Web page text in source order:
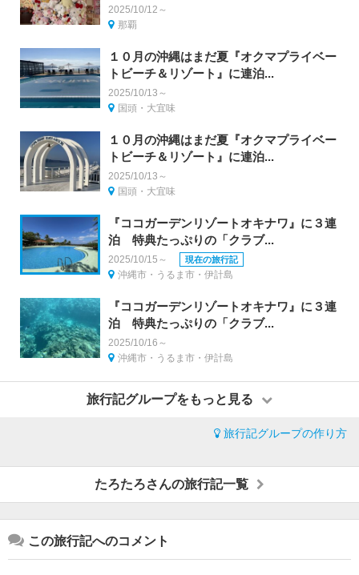
2025/10/12～
那覇
１０月の沖縄はまだ夏『オクマプライベー
トビーチ＆リゾート』に連泊...
2025/10/13～
国頭・大宜味
１０月の沖縄はまだ夏『オクマプライベー
トビーチ＆リゾート』に連泊...
2025/10/13～
国頭・大宜味
『ココガーデンリゾートオキナワ』に３連
泊 特典たっぷりの「クラブ...
2025/10/15～ 現在の旅行記
沖縄市・うるま市・伊計島
『ココガーデンリゾートオキナワ』に３連
泊 特典たっぷりの「クラブ...
2025/10/16～
沖縄市・うるま市・伊計島
旅行記グループをもっと見る
旅行記グループの作り方
たろたろさんの旅行記一覧
この旅行記へのコメント